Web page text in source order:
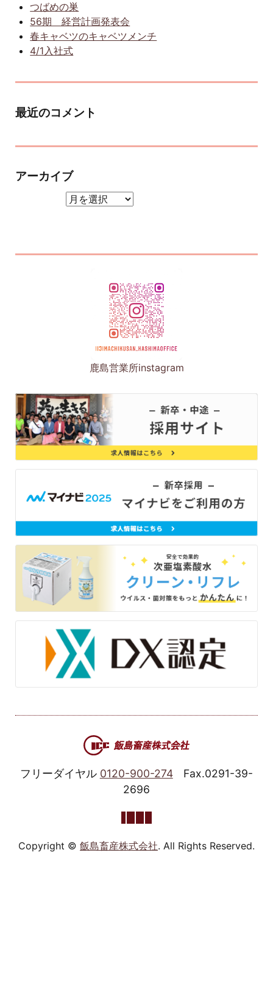
つばめの巣
56期 経営計画発表会
春キャベツのキャベツメンチ
4/1入社式
最近のコメント
アーカイブ
鹿島営業所instagram
フリーダイヤル 0120-900-274
Fax.0291-39-
2696
Copyright © 飯島畜産株式会社. All Rights Reserved.